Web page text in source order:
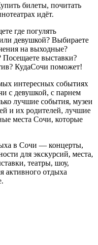
билеты, почитать
идёт.
где погулять
девушкой? Выбираете
на выходные?
выставки?
КудаСочи поможет!
интересных событиях
с девушкой, с парнем
лучшие события, музеи
и их родителей, лучшие
места Сочи, которые
в Сочи — концерты,
для экскурсий, места,
театры, шоу,
активного отдыха